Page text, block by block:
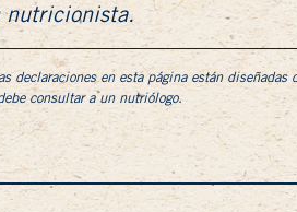
nutricionista.
en esta página están
consultar a un nutriólogo.